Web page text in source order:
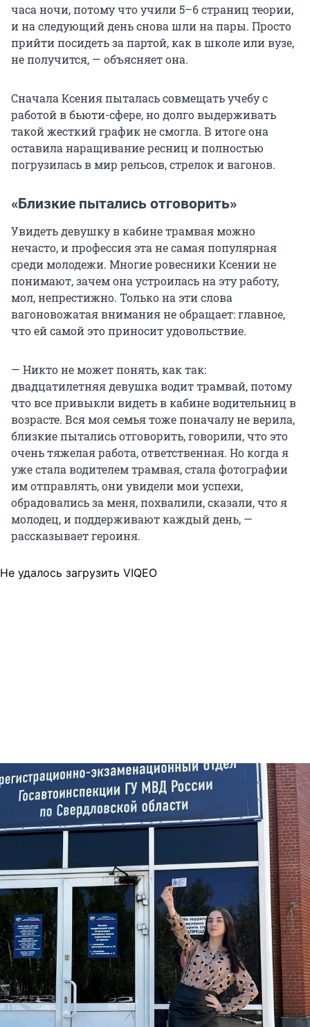
часа ночи, потому что учили 5–6 страниц теории,
и на следующий день снова шли на пары. Просто
прийти посидеть за партой, как в школе или вузе,
не получится, — объясняет она.
Сначала Ксения пыталась совмещать учебу с
работой в бьюти-сфере, но долго выдерживать
такой жесткий график не смогла. В итоге она
оставила наращивание ресниц и полностью
погрузилась в мир рельсов, стрелок и вагонов.
«Близкие пытались отговорить»
Увидеть девушку в кабине трамвая можно
нечасто, и профессия эта не самая популярная
среди молодежи. Многие ровесники Ксении не
понимают, зачем она устроилась на эту работу,
мол, непрестижно. Только на эти слова
вагоновожатая внимания не обращает: главное,
что ей самой это приносит удовольствие.
— Никто не может понять, как так:
двадцатилетняя девушка водит трамвай, потому
что все привыкли видеть в кабине водительниц в
возрасте. Вся моя семья тоже поначалу не верила,
близкие пытались отговорить, говорили, что это
очень тяжелая работа, ответственная. Но когда я
уже стала водителем трамвая, стала фотографии
им отправлять, они увидели мои успехи,
обрадовались за меня, похвалили, сказали, что я
молодец, и поддерживают каждый день, —
рассказывает героиня.
Не удалось загрузить VIQEO